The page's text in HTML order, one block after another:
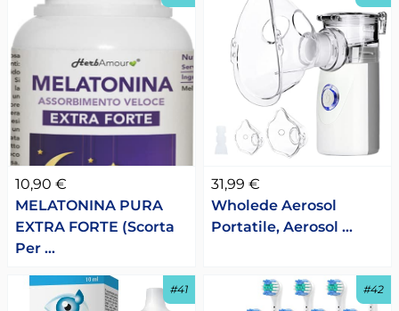
10,90 €
MELATONINA PURA
EXTRA FORTE (Scorta
Per …
31,99 €
Wholede Aerosol
Portatile, Aerosol …
#41 #42